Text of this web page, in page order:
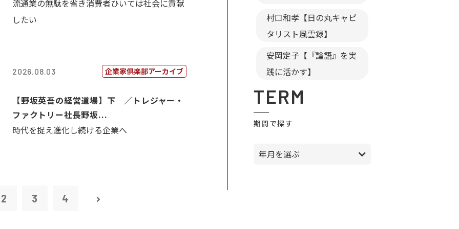
流通業の無駄を省き消費者ひいては社会に貢献
したい
2026.08.03 企業家倶楽部アーカイブ
【野坂英吾の経営道場】下 ／トレジャー・
ファクトリー社長野坂...
時代を捉え進化し続ける企業へ
2 3 4
村口和孝【日の丸キャピ
タリスト風雲録】
安岡定子【『論語』を実
践に活かす】
TERM
期間で探す
年月を選ぶ